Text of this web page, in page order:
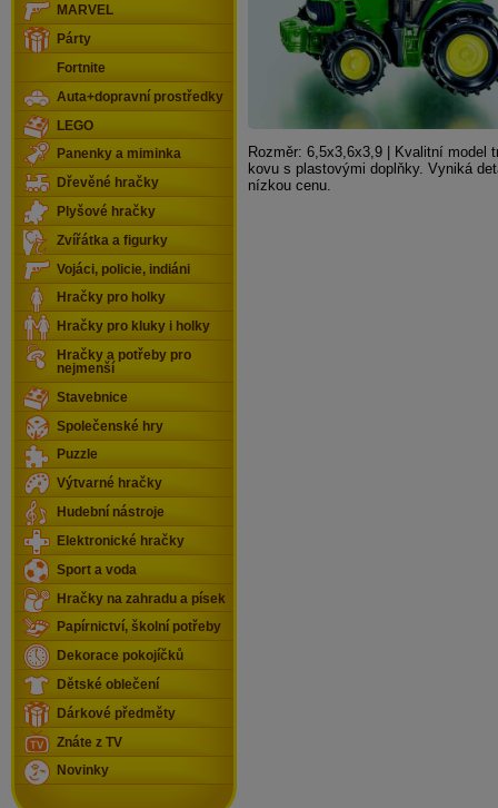
Rozměr: 6,5x3,6x3,9 | Kvalitní model
kovu s plastovými doplňky. Vyniká
nízkou cenu.
MARVEL
Párty
Fortnite
Auta+dopravní prostředky
LEGO
Panenky a miminka
Dřevěné hračky
Plyšové hračky
Zvířátka a figurky
Vojáci, policie, indiáni
Hračky pro holky
Hračky pro kluky i holky
Hračky a potřeby pro
nejmenší
Stavebnice
Společenské hry
Puzzle
Výtvarné hračky
Hudební nástroje
Elektronické hračky
Sport a voda
Hračky na zahradu a písek
Papírnictví, školní potřeby
Dekorace pokojíčků
Dětské oblečení
Dárkové předměty
Znáte z TV
Novinky